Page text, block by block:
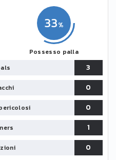
33
Possesso palla
3
0
0
1
0